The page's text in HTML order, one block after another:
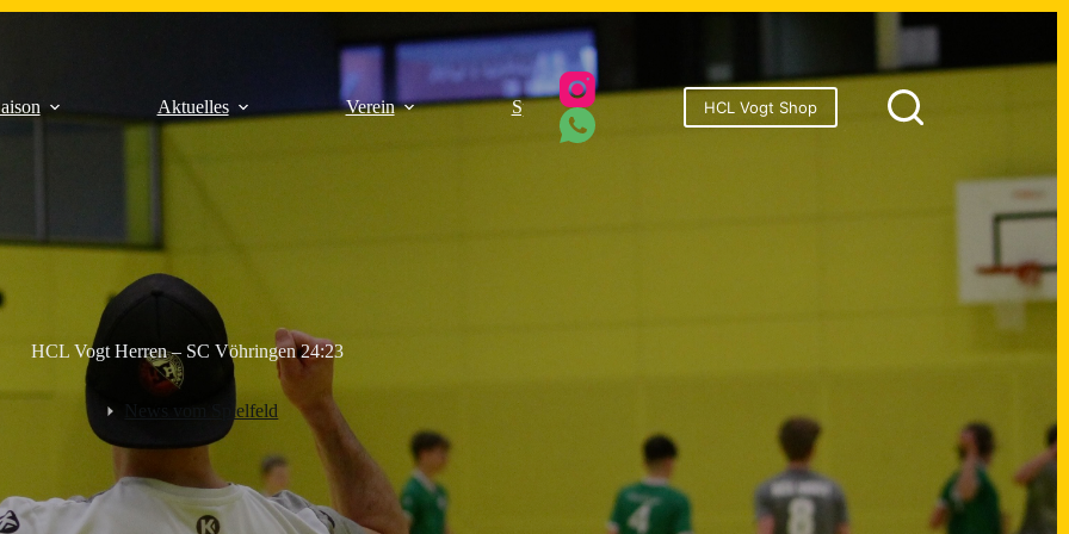
Aktuelles Verein Sponsoren HCL Vogt Shop
HCL Vogt Herren – SC Vöhringen 24:23
News vom Spielfeld